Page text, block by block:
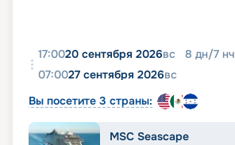
17:0020 сентября 2026вс 8 дн/7 нч
07:0027 сентября 2026вс
Вы посетите 3 страны:
MSC Seascape